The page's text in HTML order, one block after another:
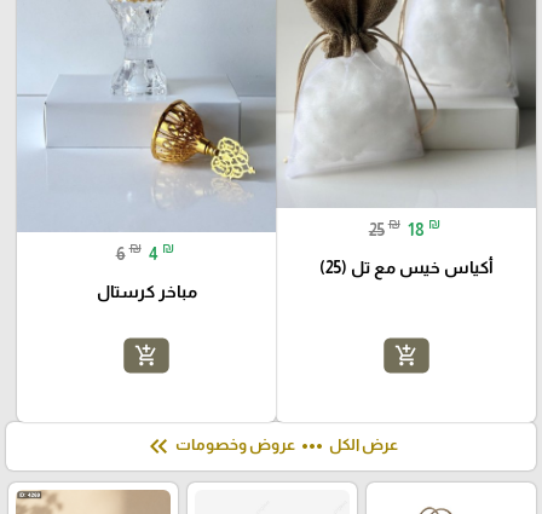
25 ₪ 18 ₪
أكياس خيس مع تل (25)
add_shopping_cart
6 ₪ 4 ₪
مباخر كرستال
add_shopping_cart
عرض الكل more_horiz عروض وخصومات keyboard_double_arrow_left